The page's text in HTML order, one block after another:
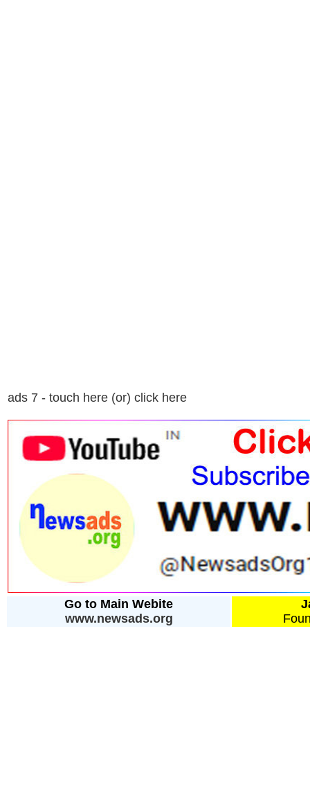
ads 7 - touch here (or) click here
Go to Main Webite
www.newsads.org